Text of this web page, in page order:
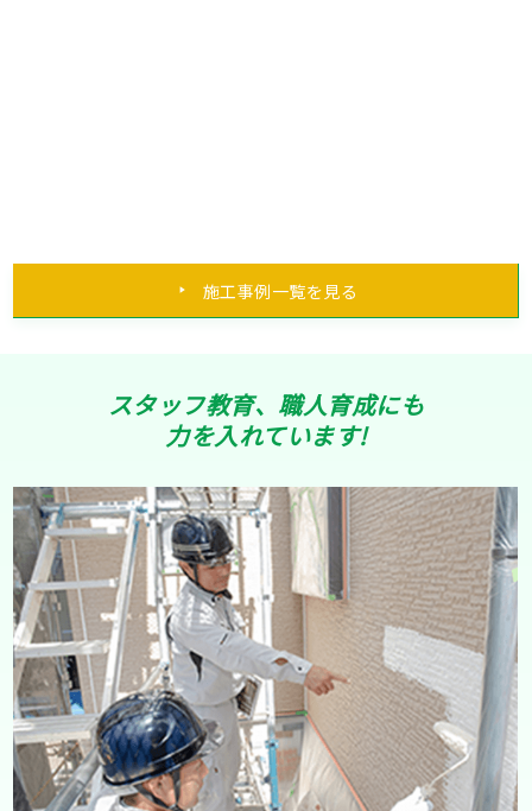
施工事例一覧を見る
スタッフ教育、職人育成にも
力を入れています!